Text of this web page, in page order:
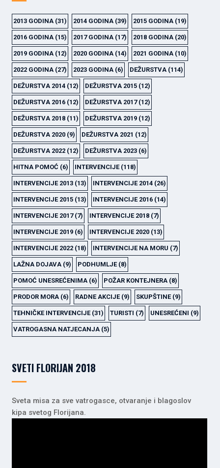
2013 GODINA (31) 2014 GODINA (39) 2015 GODINA (19)
2016 GODINA (15) 2017 GODINA (17) 2018 GODINA (20)
2019 GODINA (12) 2020 GODINA (14) 2021 GODINA (10)
2022 GODINA (27) 2023 GODINA (6) DEŽURSTVA (114)
DEŽURSTVA 2014 (12) DEŽURSTVA 2015 (12)
DEŽURSTVA 2016 (12) DEŽURSTVA 2017(12)
DEŽURSTVA 2018 (11) DEŽURSTVA 2019 (12)
DEŽURSTVA 2020 (9) DEŽURSTVA 2021 (12)
DEŽURSTVA 2022 (12) DEŽURSTVA 2023 (6)
HITNA POMOĆ (6) INTERVENCIJE(118)
INTERVENCIJE 2013 (13) INTERVENCIJE 2014 (26)
INTERVENCIJE 2015 (13) INTERVENCIJE 2016 (14)
INTERVENCIJE 2017(7) INTERVENCIJE 2018 (7)
INTERVENCIJE 2019 (6) INTERVENCIJE 2020 (13)
INTERVENCIJE 2022 (18) INTERVENCIJE NA MORU (7)
LAŽNA DOJAVA (9) PODHUMLJE(8)
POMOĆ UNESREĆENIMA (6) POŽAR KONTEJNERA (8)
PRODOR MORA (6) RADNE AKCIJE(9) SKUPŠTINE(9)
TEHNIČKE INTERVENCIJE(31) TURISTI (7) UNESREĆENI (9)
VATROGASNA NATJECANJA (5)
SVETI FLORIJAN 2018
Sveta misa za sve vatrogasce, otvaranje i blagoslov
kipa svetog Florijana.